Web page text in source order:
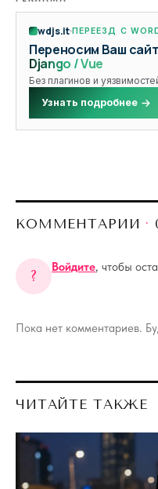
wdjs.it ПЕРЕЕЗД С
Переносим Ваш
Django / Vue
Без плагинов и
Узнать подробнее
КОММЕНТАРИИ ·
?
Войдите, чтобы
Пока нет комментариев.
ЧИТАЙТЕ ТАКЖЕ